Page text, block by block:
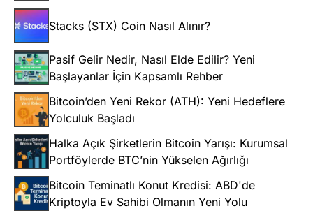
Stacks (STX) Coin Nasıl Alınır?
Pasif Gelir Nedir, Nasıl Elde Edilir? Yeni
Başlayanlar İçin Kapsamlı Rehber
Bitcoin’den Yeni Rekor (ATH): Yeni Hedeflere
Yolculuk Başladı
Halka Açık Şirketlerin Bitcoin Yarışı: Kurumsal
Portföylerde BTC’nin Yükselen Ağırlığı
Bitcoin Teminatlı Konut Kredisi: ABD'de
Kriptoyla Ev Sahibi Olmanın Yeni Yolu